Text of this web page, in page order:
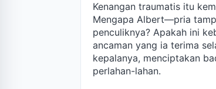
Kenangan traumatis itu
Mengapa Albert—pria
penculiknya? Apakah ini
ancaman yang ia terima
kepalanya, menciptakan
perlahan-lahan.